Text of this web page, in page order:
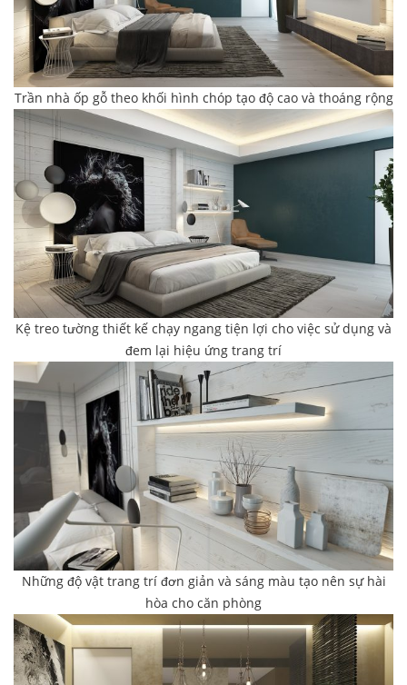
Trần nhà ốp gỗ theo khối hình chóp tạo độ cao và thoáng rộng
Kệ treo tường thiết kế chạy ngang tiện lợi cho việc sử dụng và
đem lại hiệu ứng trang trí
Những độ vật trang trí đơn giản và sáng màu tạo nên sự hài
hòa cho căn phòng